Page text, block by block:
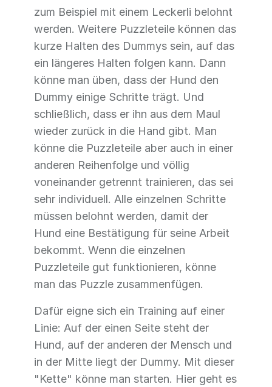
zum Beispiel mit einem Leckerli belohnt
werden. Weitere Puzzleteile können das
kurze Halten des Dummys sein, auf das
ein längeres Halten folgen kann. Dann
könne man üben, dass der Hund den
Dummy einige Schritte trägt. Und
schließlich, dass er ihn aus dem Maul
wieder zurück in die Hand gibt. Man
könne die Puzzleteile aber auch in einer
anderen Reihenfolge und völlig
voneinander getrennt trainieren, das sei
sehr individuell. Alle einzelnen Schritte
müssen belohnt werden, damit der
Hund eine Bestätigung für seine Arbeit
bekommt. Wenn die einzelnen
Puzzleteile gut funktionieren, könne
man das Puzzle zusammenfügen.
Dafür eigne sich ein Training auf einer
Linie: Auf der einen Seite steht der
Hund, auf der anderen der Mensch und
in der Mitte liegt der Dummy. Mit dieser
"Kette" könne man starten. Hier geht es